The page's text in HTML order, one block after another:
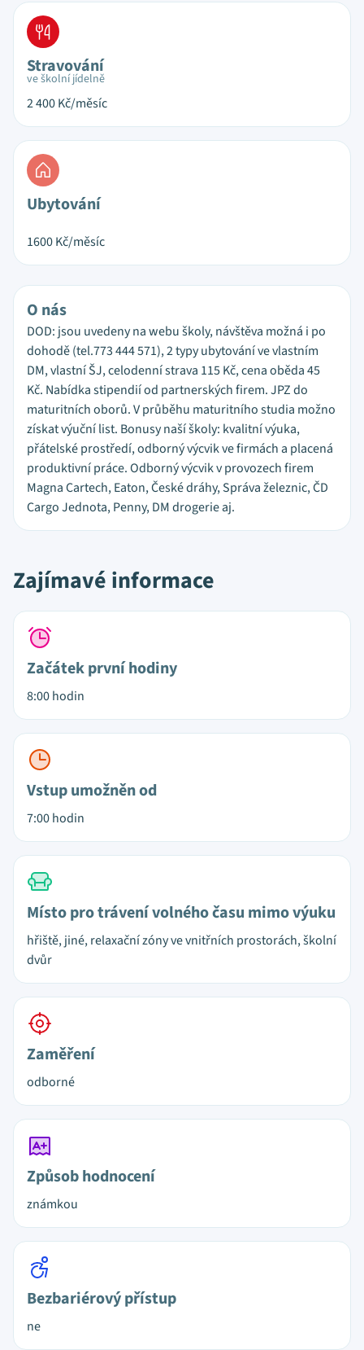
Stravování
ve školní jídelně
2 400Kč/měsíc
Ubytování
1600Kč/měsíc
O nás
DOD: jsou uvedeny na webu školy, návštěva možná i po
dohodě (tel.773 444 571), 2 typy ubytování ve vlastním
DM, vlastní ŠJ, celodenní strava 115 Kč, cena oběda 45
Kč. Nabídka stipendií od partnerských firem. JPZ do
maturitních oborů. V průběhu maturitního studia možno
získat výuční list. Bonusy naší školy: kvalitní výuka,
přátelské prostředí, odborný výcvik ve firmách a placená
produktivní práce. Odborný výcvik v provozech firem
Magna Cartech, Eaton, České dráhy, Správa železnic, ČD
Cargo Jednota, Penny, DM drogerie aj.
Zajímavé informace
Začátek první hodiny
8:00 hodin
Vstup umožněn od
7:00 hodin
Místo pro trávení volného času mimo výuku
hřiště, jiné, relaxační zóny ve vnitřních prostorách, školní
dvůr
Zaměření
odborné
Způsob hodnocení
známkou
Bezbariérový přístup
ne